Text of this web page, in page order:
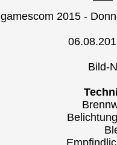
gamescom 2015 -
Bild-